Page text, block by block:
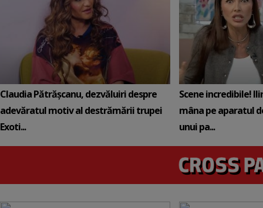
Claudia Pătrășcanu, dezvăluiri despre
adevăratul motiv al destrămării trupei
Exoti...
Scene incredibile!
mâna pe aparatul
unui pa...